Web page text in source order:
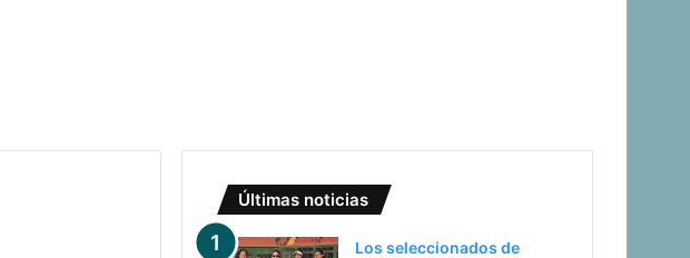
Últimas noticias
Los seleccionados de